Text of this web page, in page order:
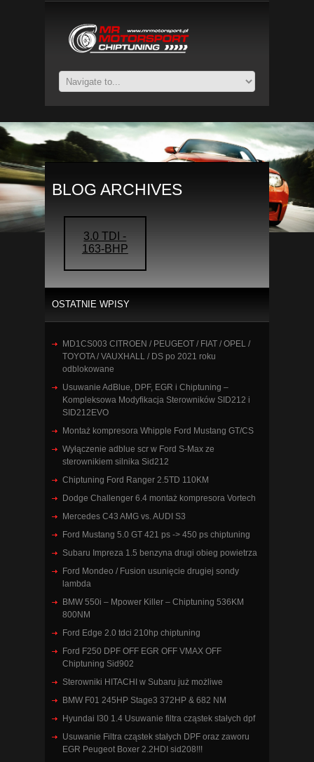
BLOG ARCHIVES
3.0 TDI -
163-BHP
OSTATNIE WPISY
MD1CS003 CITROEN / PEUGEOT / FIAT / OPEL /
TOYOTA / VAUXHALL / DS po 2021 roku
odblokowane
Usuwanie AdBlue, DPF, EGR i Chiptuning –
Kompleksowa Modyfikacja Sterowników SID212 i
SID212EVO
Montaż kompresora Whipple Ford Mustang GT/CS
Wyłączenie adblue scr w Ford S-Max ze
sterownikiem silnika Sid212
Chiptuning Ford Ranger 2.5TD 110KM
Dodge Challenger 6.4 montaż kompresora Vortech
Mercedes C43 AMG vs. AUDI S3
Ford Mustang 5.0 GT 421 ps -> 450 ps chiptuning
Subaru Impreza 1.5 benzyna drugi obieg powietrza
Ford Mondeo / Fusion usunięcie drugiej sondy
lambda
BMW 550i – Mpower Killer – Chiptuning 536KM
800NM
Ford Edge 2.0 tdci 210hp chiptuning
Ford F250 DPF OFF EGR OFF VMAX OFF
Chiptuning Sid902
Sterowniki HITACHI w Subaru już możliwe
BMW F01 245HP Stage3 372HP & 682 NM
Hyundai I30 1.4 Usuwanie filtra cząstek stałych dpf
Usuwanie Filtra cząstek stałych DPF oraz zaworu
EGR Peugeot Boxer 2.2HDI sid208!!!